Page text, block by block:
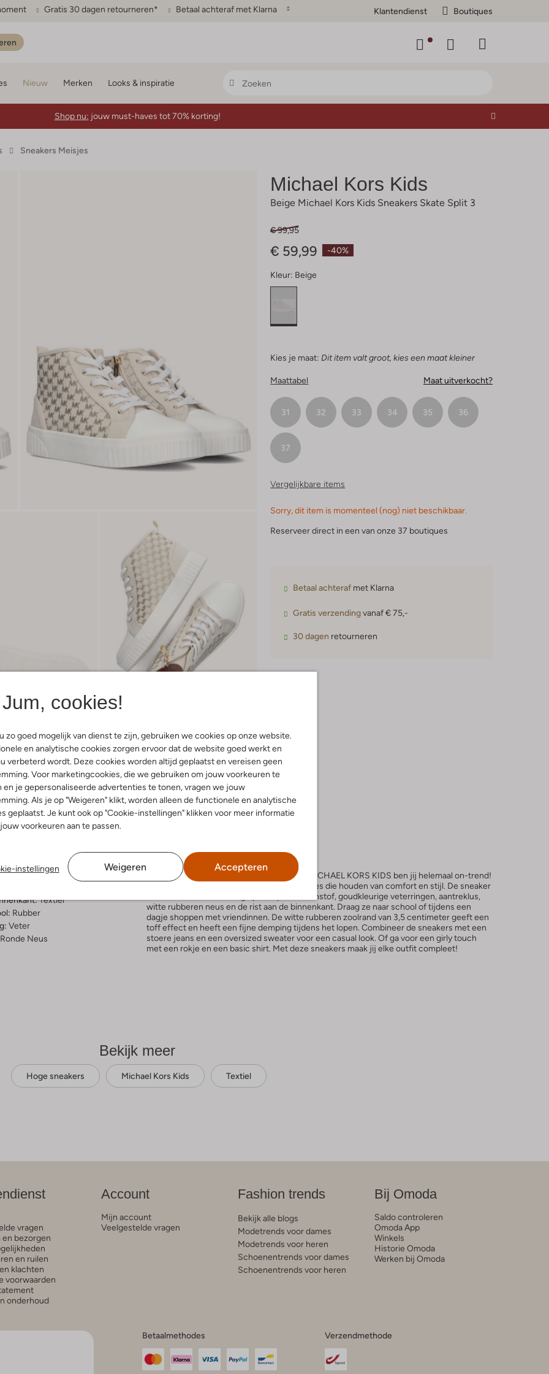
Gratis 30 dagen retourneren* Betaal achteraf met Klarna Klantendienst Boutiques
Jum, cookies!
zo goed mogelijk van dienst te zijn, gebruiken we cookies op onze website.
en analytische cookies zorgen ervoor dat de website goed werkt en
verbeterd wordt. Deze cookies worden altijd geplaatst en vereisen geen
Voor marketingcookies, die we gebruiken om jouw voorkeuren te
en je gepersonaliseerde advertenties te tonen, vragen we jouw
Als je op "Weigeren" klikt, worden alleen de functionele en analytische
geplaatst. Je kunt ook op "Cookie-instellingen" klikken voor meer informatie
voorkeuren aan te passen.
instellingen Weigeren Accepteren
Nieuw Merken Looks & inspiratie
Shop nu: jouw must-haves tot 70% korting!
Sneakers Meisjes
Michael Kors Kids
Beige Michael Kors Kids Sneakers Skate Split 3
-40%
€ 99,95
€ 59,99
Kleur: Beige
Kies je maat: Dit item valt groot, kies een maat kleiner
Maattabel Maat uitverkocht?
31 32 33 34 35 36
37
Vergelijkbare items
Sorry, dit item is momenteel (nog) niet beschikbaar.
Reserveer direct in een van onze 37 boutiques
Betaal achteraf met Klarna
Gratis verzendingvanaf € 75,-
30 dagen retourneren
Bezorgen & retourneren
& Pasvorm
Textiel
Rubber
Veter
Ronde Neus
Met de SKATE SPLIT 3 hoge sneakers van MICHAEL KORS KIDS ben jij helemaal on-trend!
Deze beige sneakers zijn perfect voor meisjes die houden van comfort en stijl. De sneaker
heeft toffe details: MK logo print op de bovenstof, goudkleurige veterringen, aantreklus,
witte rubberen neus en de rist aan de binnenkant. Draag ze naar school of tijdens een
dagje shoppen met vriendinnen. De witte rubberen zoolrand van 3,5 centimeter geeft een
toff effect en heeft een fijne demping tijdens het lopen. Combineer de sneakers met een
stoere jeans en een oversized sweater voor een casual look. Of ga voor een girly touch
met een rokje en een basic shirt. Met deze sneakers maak jij elke outfit compleet!
Bekijk meer
Hoge sneakers Michael Kors Kids Textiel
vragen
en bezorgen
en ruilen
klachten
voorwaarden
onderhoud
Account
Mijn account
Veelgestelde vragen
Fashion trends
Bekijk alle blogs
Modetrends voor dames
Modetrends voor heren
Schoenentrends voor dames
Schoenentrends voor heren
Bij Omoda
Saldo controleren
Omoda App
Winkels
Historie Omoda
Werken bij Omoda
Betaalmethodes Verzendmethode